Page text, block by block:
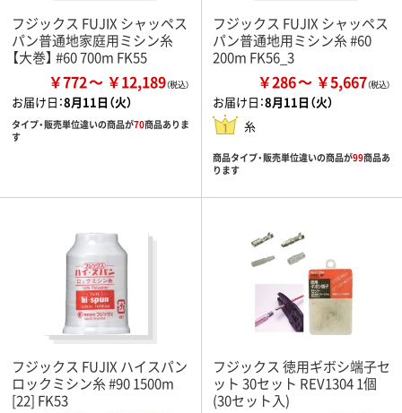
フジックス FUJIX シャッペス
パン普通地家庭用ミシン糸
【大巻】 #60 700m FK55
￥772 ￥12,189
お届け日：8月11日（火）
タイプ・販売単位違いの商品が70商品ありま
す
フジックス FUJIX シャッペス
パン普通地用ミシン糸 #60
200m FK56_3
￥286 ￥5,667
お届け日：8月11日（火）
糸
商品タイプ・販売単位違いの商品が99商品あ
ります
フジックス FUJIX ハイスパン
ロックミシン糸 #90 1500m
[22] FK53
フジックス 徳用ギボシ端子セ
ット 30セット REV1304 1個
(30セット入)